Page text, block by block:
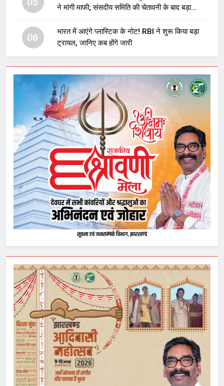
ने मांगी माफी; संसदीय समिति की चेतावनी के बाद बड़ा
06
भारत में आएंगे प्लास्टिक के नोट! RBI ने शुरू किया बड़ा
ट्रायल, जानिए कब होंगे जारी